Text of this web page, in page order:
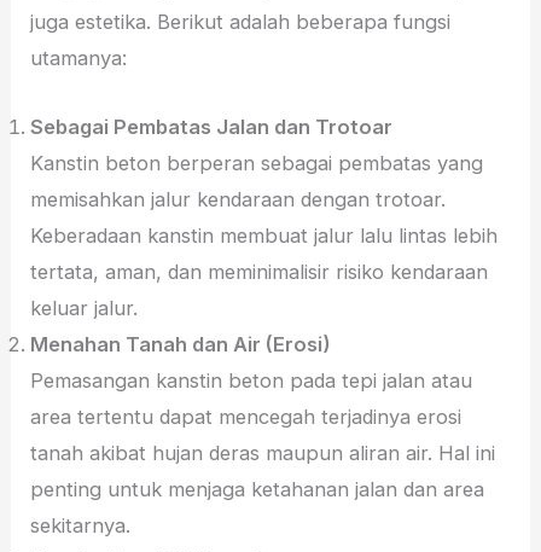
juga estetika. Berikut adalah beberapa fungsi
utamanya:
Sebagai Pembatas Jalan dan Trotoar
Kanstin beton berperan sebagai pembatas yang
memisahkan jalur kendaraan dengan trotoar.
Keberadaan kanstin membuat jalur lalu lintas lebih
tertata, aman, dan meminimalisir risiko kendaraan
keluar jalur.
Menahan Tanah dan Air (Erosi)
Pemasangan kanstin beton pada tepi jalan atau
area tertentu dapat mencegah terjadinya erosi
tanah akibat hujan deras maupun aliran air. Hal ini
penting untuk menjaga ketahanan jalan dan area
sekitarnya.